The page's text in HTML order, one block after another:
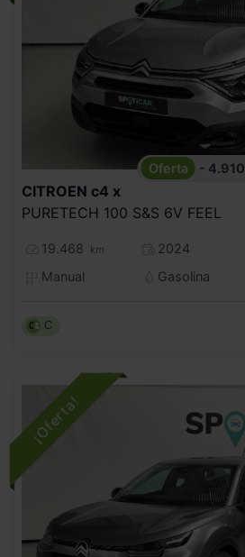
- 4.910
CITROEN c4 x
PURETECH 100 S&S 6V FEEL
19.468 km
2024
Manual
Gasolina
C